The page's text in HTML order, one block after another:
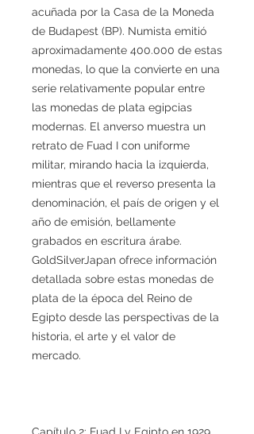
acuñada por la Casa de la Moneda
de Budapest (BP). Numista emitió
aproximadamente 400.000 de estas
monedas, lo que la convierte en una
serie relativamente popular entre
las monedas de plata egipcias
modernas. El anverso muestra un
retrato de Fuad I con uniforme
militar, mirando hacia la izquierda,
mientras que el reverso presenta la
denominación, el país de origen y el
año de emisión, bellamente
grabados en escritura árabe.
GoldSilverJapan ofrece información
detallada sobre estas monedas de
plata de la época del Reino de
Egipto desde las perspectivas de la
historia, el arte y el valor de
mercado.
Capítulo 2: Fuad I y Egipto en 1929